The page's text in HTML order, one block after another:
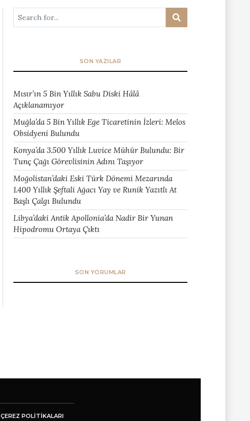
SON YAZILAR
Mısır’ın 5 Bin Yıllık Sabu Diski Hâlâ
Açıklanamıyor
Muğla’da 5 Bin Yıllık Ege Ticaretinin İzleri: Melos
Obsidyeni Bulundu
Konya’da 3.500 Yıllık Luvice Mühür Bulundu: Bir
Tunç Çağı Görevlisinin Adını Taşıyor
Moğolistan’daki Eski Türk Dönemi Mezarında
1.400 Yıllık Şeftali Ağacı Yay ve Runik Yazıtlı At
Başlı Çalgı Bulundu
Libya’daki Antik Apollonia’da Nadir Bir Yunan
Hipodromu Ortaya Çıktı
SON YORUMLAR
ÇEREZ POLITIKALARI